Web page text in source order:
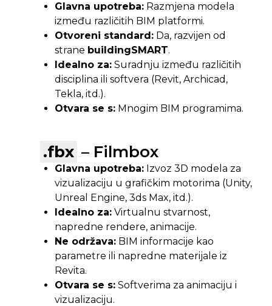
Glavna upotreba: Razmjena modela
između različitih BIM platformi.
Otvoreni standard: Da, razvijen od
strane buildingSMART.
Idealno za: Suradnju između različitih
disciplina ili softvera (Revit, Archicad,
Tekla, itd.).
Otvara se s: Mnogim BIM programima.
.fbx – Filmbox
Glavna upotreba: Izvoz 3D modela za
vizualizaciju u grafičkim motorima (Unity,
Unreal Engine, 3ds Max, itd.).
Idealno za: Virtualnu stvarnost,
napredne rendere, animacije.
Ne održava: BIM informacije kao
parametre ili napredne materijale iz
Revita.
Otvara se s: Softverima za animaciju i
vizualizaciju.